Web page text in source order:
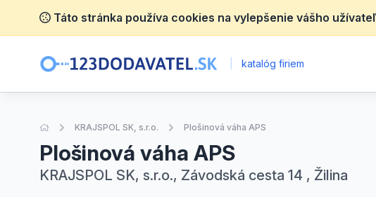
Táto stránka používa cookies na vylepšenie vášho
katalóg firiem
Úvodná stránka
KRAJSPOL SK, s.r.o. Plošinová váha APS
Plošinová váha APS
KRAJSPOL SK, s.r.o., Závodská cesta 14 , Žilina